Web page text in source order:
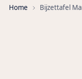
Home Bijzettafel